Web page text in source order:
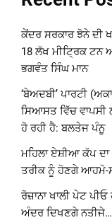
ਕੇਂਦਰ ਸਰਕਾਰ ਝੋਨੇ ਦੀ
18 ਲੱਖ ਮੀਟ੍ਰਿਕ ਟਨ
ਭਗਵੰਤ ਸਿੰਘ ਮਾਨ
‘ਬੇਅਦਬੀ’ ਪਾਰਟੀ
ਸਿਆਸਤ ਵਿੱਚ ਵਾਪਸੀ
ਹੋ ਰਹੀ ਹੈ: ਬਲਤੇਜ ਪੰਨੂ
ਮਹਿਲਾ ਏਸ਼ੀਆ ਕੱਪ
ਤਰੀਕ ਨੂੰ ਹੋਣਗੇ ਆਹਮੋ-
ਰੋਜ਼ਾਨਾ ਖਾਲੀ ਪੇਟ
ਅੰਦਰ ਦਿਖਣਗੇ